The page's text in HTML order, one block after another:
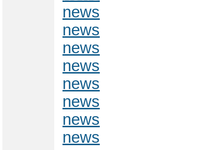
news
news
news
news
news
news
news
news